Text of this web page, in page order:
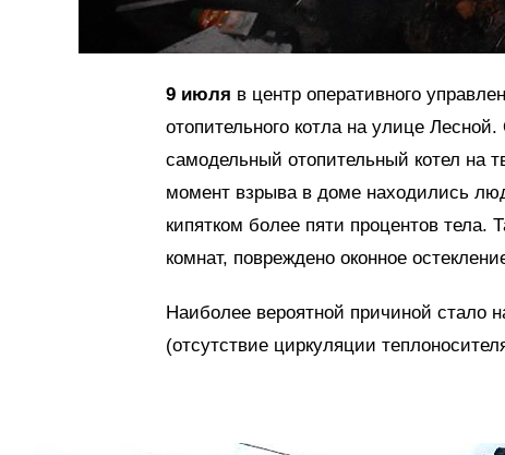
9 июля в центр оперативного
отопительного котла на улице
самодельный отопительный котел на
момент взрыва в доме находились
кипятком более пяти процентов тела.
комнат, повреждено оконное
Наиболее вероятной причиной стало
(отсутствие циркуляции